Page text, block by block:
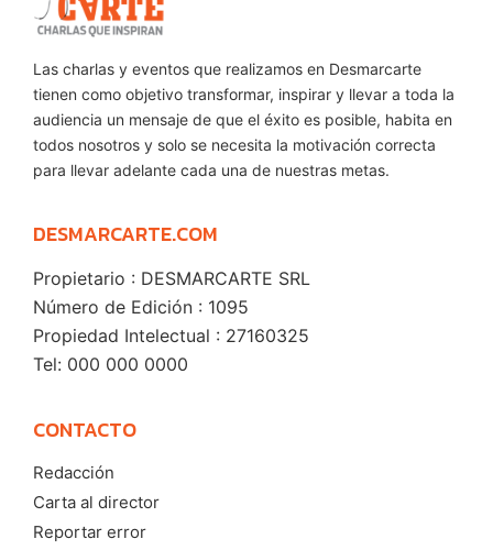
Las charlas y eventos que realizamos en Desmarcarte
tienen como objetivo transformar, inspirar y llevar a toda la
audiencia un mensaje de que el éxito es posible, habita en
todos nosotros y solo se necesita la motivación correcta
para llevar adelante cada una de nuestras metas.
DESMARCARTE.COM
Propietario : DESMARCARTE SRL
Número de Edición : 1095
Propiedad Intelectual : 27160325
Tel: 000 000 0000
CONTACTO
Redacción
Carta al director
Reportar error